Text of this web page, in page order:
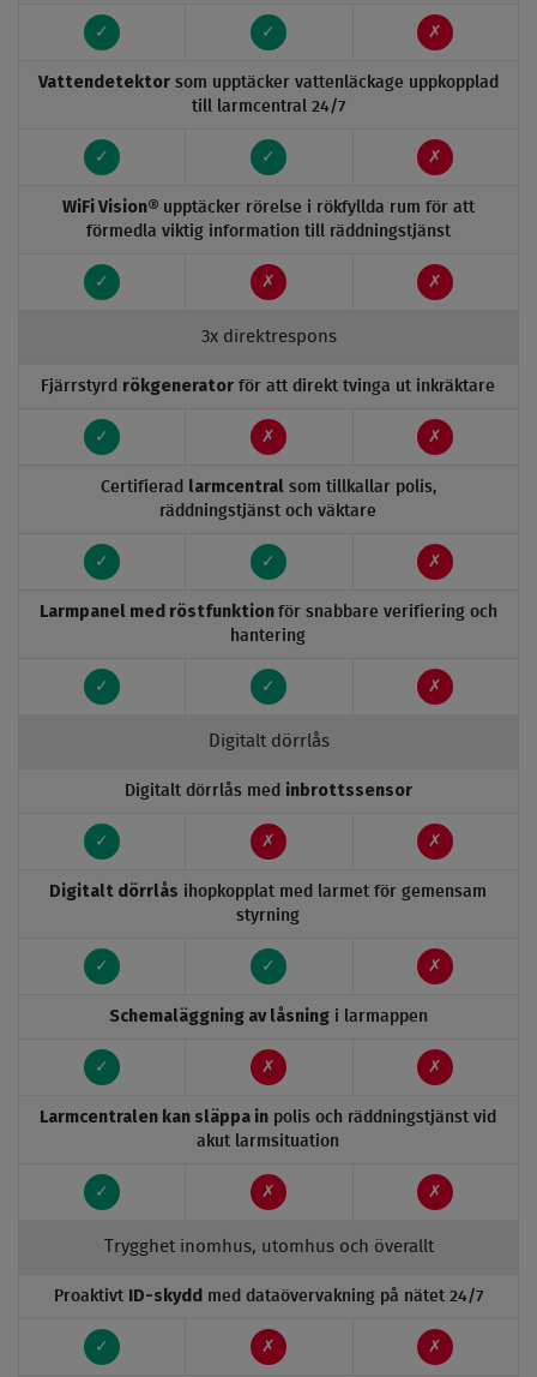
✓ ✓ ✗
Vattendetektor som upptäcker vattenläckage uppkopplad
till larmcentral 24/7
✓ ✓ ✗
WiFi Vision® upptäcker rörelse i rökfyllda rum för att
förmedla viktig information till räddningstjänst
✓ ✗ ✗
3x direktrespons
Fjärrstyrd rökgenerator för att direkt tvinga ut inkräktare
✓ ✗ ✗
Certifierad larmcentralsom tillkallar polis,
räddningstjänst och väktare
✓ ✓ ✗
Larmpanel med röstfunktion för snabbare verifiering och
hantering
✓ ✓ ✗
Digitalt dörrlås
Digitalt dörrlås med inbrottssensor
✓ ✗ ✗
Digitalt dörrlås ihopkopplat med larmet för gemensam
styrning
✓ ✓ ✗
Schemaläggning av låsningi larmappen
✓ ✗ ✗
Larmcentralen kan släppa in polis och räddningstjänst vid
akut larmsituation
✓ ✗ ✗
Trygghet inomhus, utomhus och överallt
Proaktivt ID-skydd med dataövervakning på nätet 24/7
✓ ✗ ✗